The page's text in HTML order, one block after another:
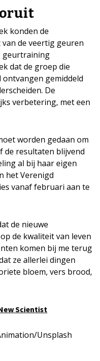
konden de
de veertig geuren
geurtraining
dat de groep die
gemiddeld
De
verbetering, met een
worden gedaan om
de resultaten blijvend
al bij haar eigen
het Verenigd
vanaf februari aan te
de nieuwe
de kwaliteit van leven
komen bij me terug
ze allerlei dingen
bloem, vers brood,
Scientist
Unsplash